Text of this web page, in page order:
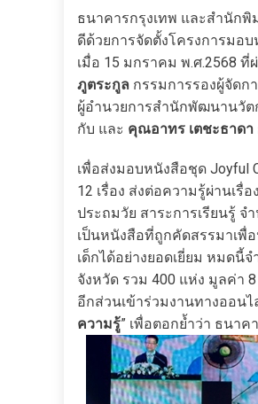
ธนาคารกรุงเทพ และสำนัก
ดีด้วยการจัดตั้งโครงการมอ
เมื่อ 15 มกราคม พ.ศ.2568
ภูตระกูล กรรมการรองผู้จัด
ผู้อำนวยการสำนักพัฒนานวัต
กับ และ คุณอาทร เตชะธาดา
เพื่อส่งมอบหนังสือชุด Joyful
12 เรื่อง ส่งต่อความรู้ผ่านเรื่
ประถมวัย สาระการเรียนรู้ จ
เป็นหนังสือที่ถูกคัดสรรมาเพื่
เด็กได้อย่างยอดเยี่ยม หมดนี้
จังหวัด รวม 400 แห่ง มูลค่า
อีกส่วนเข้าร่วมงานทางออน
ความรู้” เพื่อตอกย้ำว่า ธนา